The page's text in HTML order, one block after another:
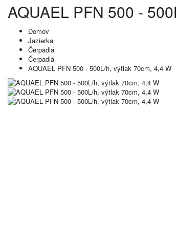
AQUAEL PFN 500 -
Domov
Jazierka
Čerpadlá
Čerpadlá
AQUAEL PFN 500 - 500L/h, výtlak 70cm, 4,4 W